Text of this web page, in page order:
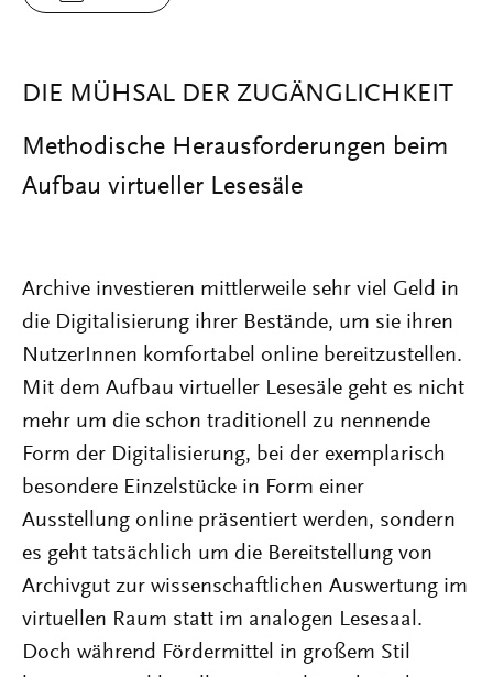
DIE MÜHSAL DER ZUGÄNGLICHKEIT
Methodische Herausforderungen beim
Aufbau virtueller Lesesäle
Archive investieren mittlerweile sehr viel Geld in
die Digitalisierung ihrer Bestände, um sie ihren
NutzerInnen komfortabel online bereitzustellen.
Mit dem Aufbau virtueller Lesesäle geht es nicht
mehr um die schon traditionell zu nennende
Form der Digitalisierung, bei der exemplarisch
besondere Einzelstücke in Form einer
Ausstellung online präsentiert werden, sondern
es geht tatsächlich um die Bereitstellung von
Archivgut zur wissenschaftlichen Auswertung im
virtuellen Raum statt im analogen Lesesaal.
Doch während Fördermittel in großem Stil